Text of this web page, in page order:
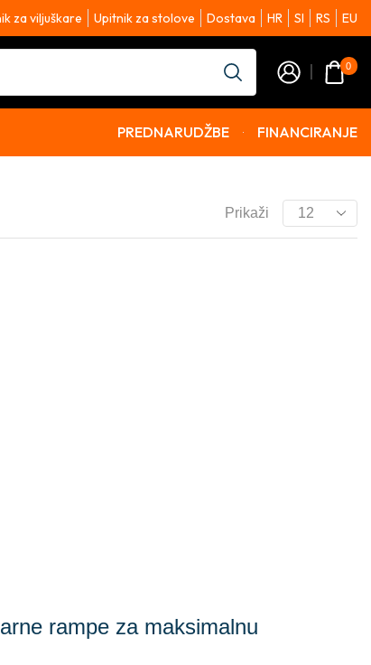
za viljuškare Upitnik za stolove Dostava HR SI RS EU
0
PREDNARUDŽBE FINANCIRANJE
Prikaži
rampe za maksimalnu